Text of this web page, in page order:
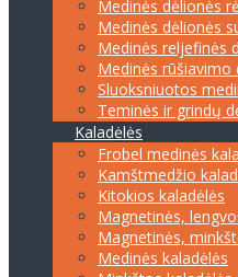
Medinės dėlionės
Medinės dėlionės
Medinės reljefinės
Medinės rūšiavimo
Sluoksniuotos
Teminės ir grindų
Kaladėlės
Frobel medinės
Kamštmedžio
Kitokios kaladėlės
Magnetinės,
Magnetinės,
Medinės kaladėlės